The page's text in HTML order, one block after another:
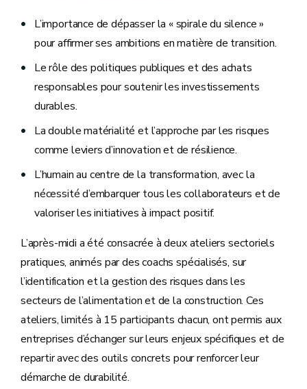
L’importance de dépasser la « spirale du silence »
pour affirmer ses ambitions en matière de transition.
Le rôle des politiques publiques et des achats
responsables pour soutenir les investissements
durables.
La double matérialité et l’approche par les risques
comme leviers d’innovation et de résilience.
L’humain au centre de la transformation, avec la
nécessité d’embarquer tous les collaborateurs et de
valoriser les initiatives à impact positif.
L’après-midi a été consacrée à deux ateliers sectoriels
pratiques, animés par des coachs spécialisés, sur
l’identification et la gestion des risques dans les
secteurs de l’alimentation et de la construction. Ces
ateliers, limités à 15 participants chacun, ont permis aux
entreprises d’échanger sur leurs enjeux spécifiques et de
repartir avec des outils concrets pour renforcer leur
démarche de durabilité.